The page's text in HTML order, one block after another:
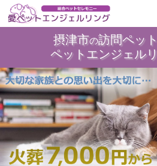
摂津市の訪問ペッ
ペットエンジェル